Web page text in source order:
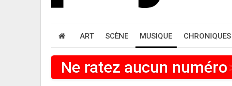
ART SCÈNE MUSIQUE CHRONIQUES
Ne ratez aucun numéro